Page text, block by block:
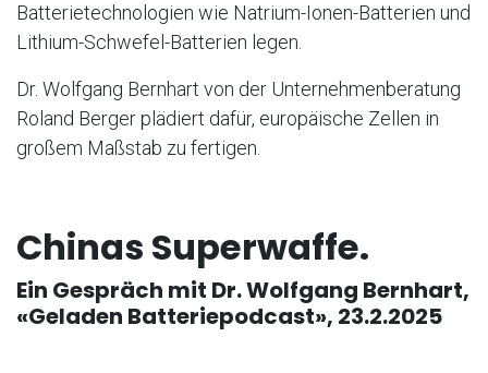
Batterietechnologien wie Natrium-Ionen-Batterien und
Lithium-Schwefel-Batterien legen.
Dr. Wolfgang Bernhart von der Unternehmenberatung
Roland Berger plädiert dafür, europäische Zellen in
großem Maßstab zu fertigen.
Chinas Superwaffe.
Ein Gespräch mit Dr. Wolfgang Bernhart,
«Geladen Batteriepodcast», 23.2.2025